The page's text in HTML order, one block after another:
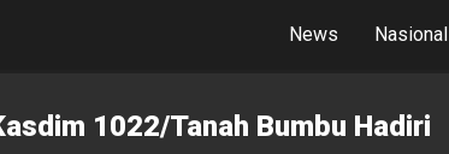
News Nasional
1022/Tanah Bumbu Hadiri